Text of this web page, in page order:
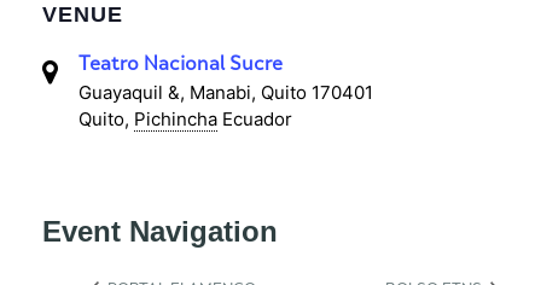
VENUE
Teatro Nacional Sucre
Guayaquil &, Manabi, Quito 170401
Quito, Pichincha Ecuador
Event Navigation